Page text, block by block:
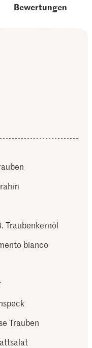
Bewertungen
Traubenkernöl
bianco
Trauben